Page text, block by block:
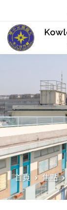
首頁 焦點